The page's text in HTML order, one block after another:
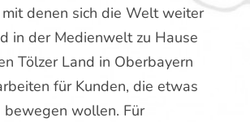
denen sich die Welt weiter
in der Medienwelt zu Hause
Tölzer Land in Oberbayern
für Kunden, die etwas
wollen. Für